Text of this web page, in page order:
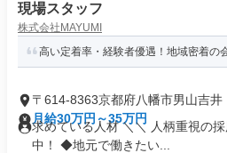
現場スタッフ
株式会社MAYUMI
高い定着率・経験者優遇！地域密着の
〒614-8363京都府八幡市男山吉井
月給30万円～35万円
求めている人材 ＼＼ 人柄重視の
中！ ◆地元で働きたい...